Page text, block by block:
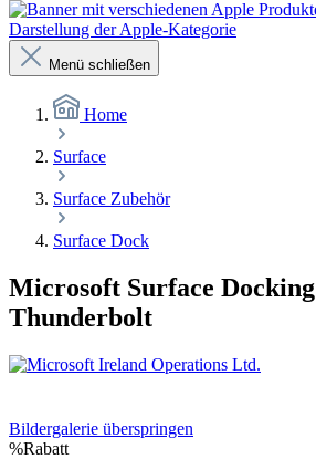
Menü schließen
Home
Surface
Surface Zubehör
Surface Dock
Microsoft Surface
Thunderbolt
Bildergalerie überspringen
%Rabatt